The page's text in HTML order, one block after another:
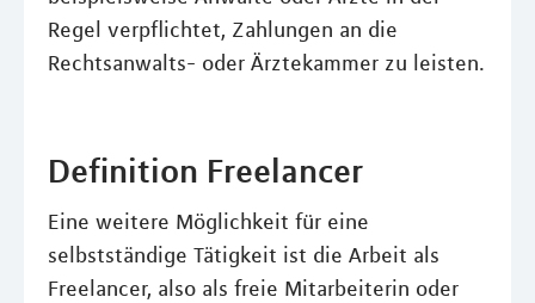
Regel verpflichtet, Zahlungen an die
Rechtsanwalts- oder Ärztekammer zu leisten.
Definition Freelancer
Eine weitere Möglichkeit für eine
selbstständige Tätigkeit ist die Arbeit als
Freelancer, also als freie Mitarbeiterin oder